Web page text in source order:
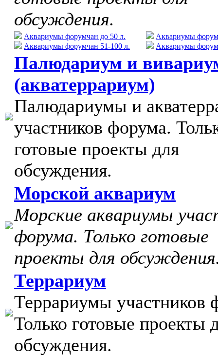
обсуждения.
Аквариумы форумчан до 50 л.
Аквариумы форумчан 51-100 л.
Аквариумы
Аквариумы
Палюдариум и
(акватеррариум)
Палюдариумы и
участников форума.
готовые проекты для
обсуждения.
Морской аквариум
Морские аквариумы
форума. Только готовые
проекты для
Террариум
Террариумы участников
Только готовые проекты
обсуждения.